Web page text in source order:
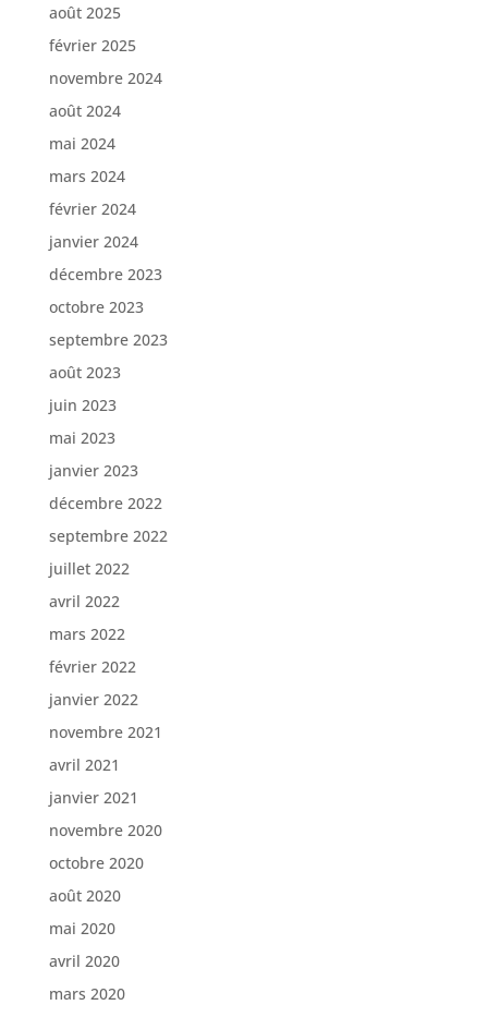
août 2025
février 2025
novembre 2024
août 2024
mai 2024
mars 2024
février 2024
janvier 2024
décembre 2023
octobre 2023
septembre 2023
août 2023
juin 2023
mai 2023
janvier 2023
décembre 2022
septembre 2022
juillet 2022
avril 2022
mars 2022
février 2022
janvier 2022
novembre 2021
avril 2021
janvier 2021
novembre 2020
octobre 2020
août 2020
mai 2020
avril 2020
mars 2020